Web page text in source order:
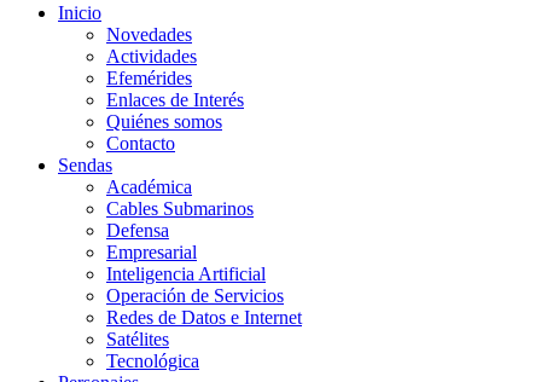
Inicio
Novedades
Actividades
Efemérides
Enlaces de Interés
Quiénes somos
Contacto
Sendas
Académica
Cables Submarinos
Defensa
Empresarial
Inteligencia Artificial
Operación de Servicios
Redes de Datos e Internet
Satélites
Tecnológica